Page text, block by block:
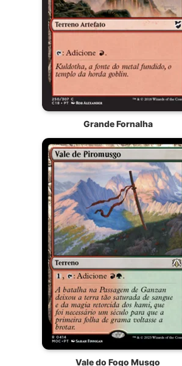
Grande Fornalha
Vale do Fogo Musgo